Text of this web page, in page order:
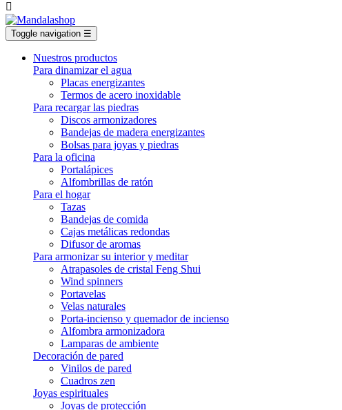

Toggle navigation ☰
Nuestros productos
Para dinamizar el agua
Placas energizantes
Termos de acero inoxidable
Para recargar las piedras
Discos armonizadores
Bandejas de madera energizantes
Bolsas para joyas y piedras
Para la oficina
Portalápices
Alfombrillas de ratón
Para el hogar
Tazas
Bandejas de comida
Cajas metálicas redondas
Difusor de aromas
Para armonizar su interior y meditar
Atrapasoles de cristal Feng Shui
Wind spinners
Portavelas
Velas naturales
Porta-incienso y quemador de incienso
Alfombra armonizadora
Lamparas de ambiente
Decoración de pared
Vinilos de pared
Cuadros zen
Joyas espirituales
Joyas de protección